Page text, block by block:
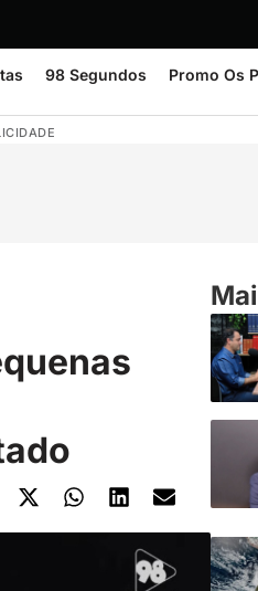
98 Segundos Promo Os